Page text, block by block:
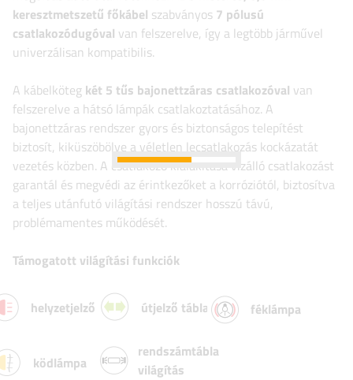
keresztmetszetű főkábel szabványos 7 pólusú
csatlakozódugóval van felszerelve, így a legtöbb járművel
univerzálisan kompatibilis.
A kábelköteg két 5 tűs bajonettzáras csatlakozóval van
felszerelve a hátsó lámpák csatlakoztatásához. A
bajonettzáras rendszer gyors és biztonságos telepítést
biztosít, kiküszöbölve a véletlen lecsatlakozás kockázatát
vezetés közben. A csatlakozó kialakítása vízálló csatlakozást
garantál és megvédi az érintkezőket a korróziótól, biztosítva
a teljes utánfutó világítási rendszer hosszú távú,
problémamentes működését.
Támogatott világítási funkciók
helyzetjelző lámpa
ködlámpa
útjelző tábla
rendszámtábla
világítás
féklámpa